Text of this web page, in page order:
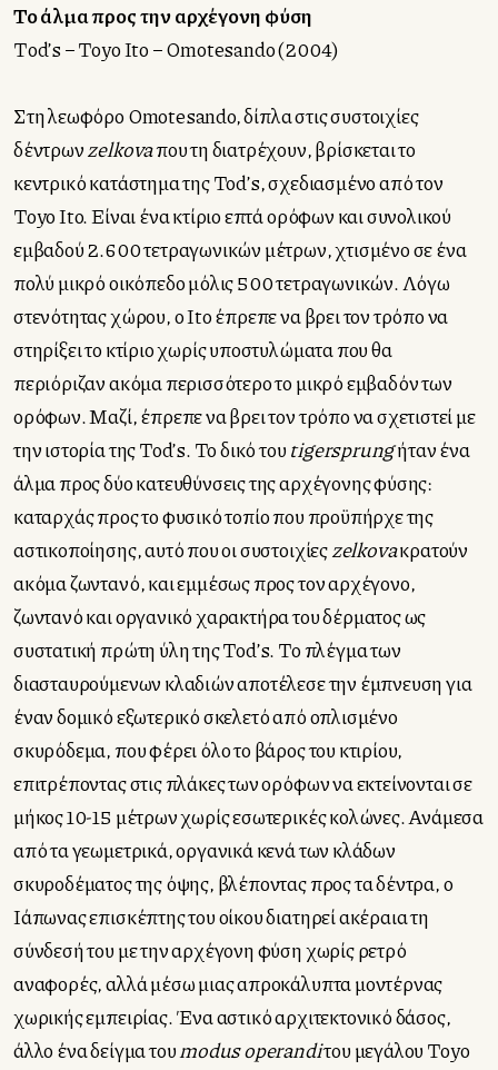
Το άλμα προς την αρχέγονη φύση
Τod’s – Toyo Ito – Omotesando (2004)
Στη λεωφόρο Omotesando, δίπλα στις συστοιχίες
δέντρωνzelkovaπου τη διατρέχουν, βρίσκεται το
κεντρικό κατάστημα της Tod’s, σχεδιασμένο από τον
Toyo Ito. Είναι ένα κτίριο επτά ορόφων και συνολικού
εμβαδού 2.600 τετραγωνικών μέτρων, χτισμένο σε ένα
πολύ μικρό οικόπεδο μόλις 500 τετραγωνικών. Λόγω
στενότητας χώρου, ο Ιto έπρεπε να βρει τον τρόπο να
στηρίξει το κτίριο χωρίς υποστυλώματα που θα
περιόριζαν ακόμα περισσότερο το μικρό εμβαδόν των
ορόφων. Μαζί, έπρεπε να βρει τον τρόπο να σχετιστεί με
την ιστορία της Tod’s. Το δικό τουtigersprungήταν ένα
άλμα προς δύο κατευθύνσεις της αρχέγονης φύσης:
καταρχάς προς το φυσικό τοπίο που προϋπήρχε της
αστικοποίησης, αυτό που οι συστοιχίεςzelkovaκρατούν
ακόμα ζωντανό, και εμμέσως προς τον αρχέγονο,
ζωντανό και οργανικό χαρακτήρα του δέρματος ως
συστατική πρώτη ύλη της Tod’s. Το πλέγμα των
διασταυρούμενων κλαδιών αποτέλεσε την έμπνευση για
έναν δομικό εξωτερικό σκελετό από οπλισμένο
σκυρόδεμα, που φέρει όλο το βάρος του κτιρίου,
επιτρέποντας στις πλάκες των ορόφων να εκτείνονται σε
μήκος 10-15 μέτρων χωρίς εσωτερικές κολώνες. Ανάμεσα
από τα γεωμετρικά, οργανικά κενά των κλάδων
σκυροδέματος της όψης, βλέποντας προς τα δέντρα, ο
Ιάπωνας επισκέπτης του οίκου διατηρεί ακέραια τη
σύνδεσή του με την αρχέγονη φύση χωρίς ρετρό
αναφορές, αλλά μέσω μιας απροκάλυπτα μοντέρνας
χωρικής εμπειρίας. Ένα αστικό αρχιτεκτονικό δάσος,
άλλο ένα δείγμα τουmodus operandiτου μεγάλου Toyo